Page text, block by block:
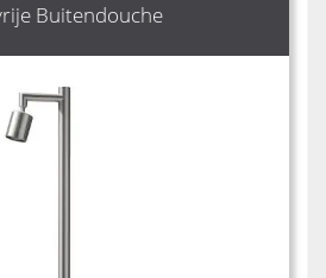
Buitendouche